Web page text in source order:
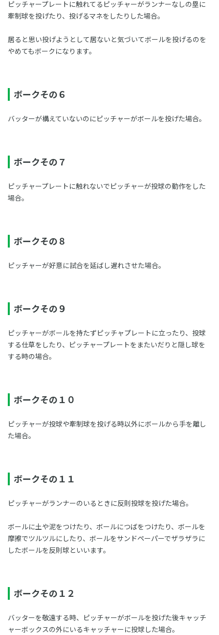
ピッチャープレートに触れてるピッチャーがランナーなしの塁に
牽制球を投げたり、投げるマネをしたりした場合。
居ると思い投げようとして居ないと気づいてボールを投げるのを
やめてもボークになります。
ボークその６
バッターが構えていないのにピッチャーがボールを投げた場合。
ボークその７
ピッチャープレートに触れないでピッチャーが投球の動作をした
場合。
ボークその８
ピッチャーが好意に試合を延ばし遅れさせた場合。
ボークその９
ピッチャーがボールを持たずピッチャプレートに立ったり、投球
する仕草をしたり、ピッチャープレートをまたいだりと隠し球を
する時の場合。
ボークその１０
ピッチャーが投球や牽制球を投げる時以外にボールから手を離し
た場合。
ボークその１１
ピッチャーがランナーのいるときに反則投球を投げた場合。
ボールに土や泥をつけたり、ボールにつばをつけたり、ボールを
摩擦でツルツルにしたり、ボールをサンドペーパーでザラザラに
したボールを反則球といいます。
ボークその１２
バッターを敬遠する時、ピッチャーがボールを投げた後キャッチ
ャーボックスの外にいるキャッチャーに投球した場合。